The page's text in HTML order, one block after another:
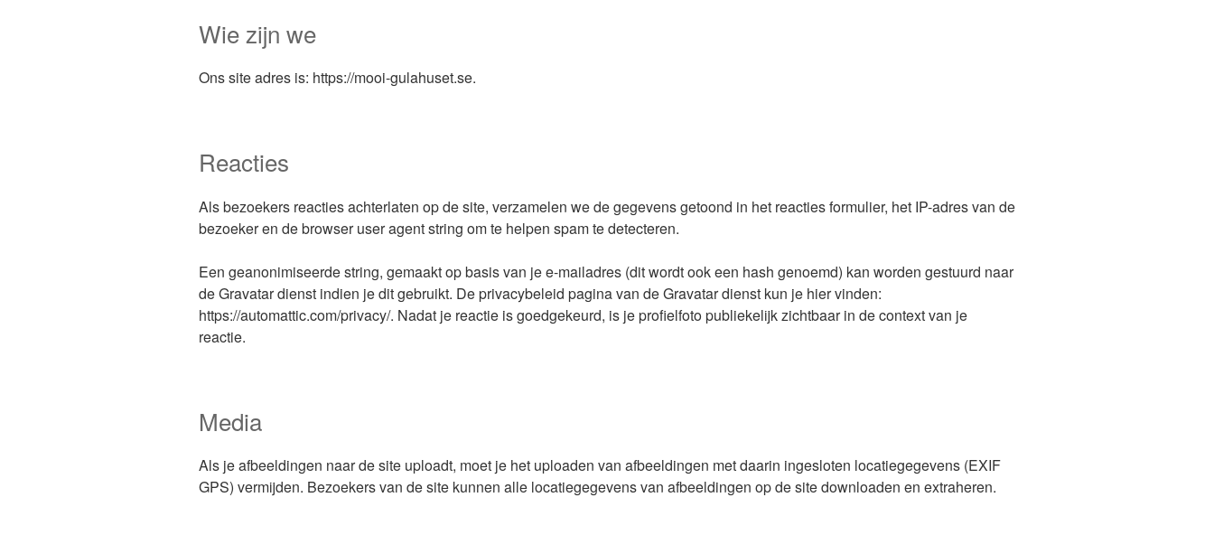
Wie zijn we
Ons site adres is: https://mooi-gulahuset.se.
Reacties
Als bezoekers reacties achterlaten op de site, verzamelen we de gegevens getoond in het reacties formulier, het IP-adres van de
bezoeker en de browser user agent string om te helpen spam te detecteren.
Een geanonimiseerde string, gemaakt op basis van je e-mailadres (dit wordt ook een hash genoemd) kan worden gestuurd naar
de Gravatar dienst indien je dit gebruikt. De privacybeleid pagina van de Gravatar dienst kun je hier vinden:
https://automattic.com/privacy/. Nadat je reactie is goedgekeurd, is je profielfoto publiekelijk zichtbaar in de context van je
reactie.
Media
Als je afbeeldingen naar de site uploadt, moet je het uploaden van afbeeldingen met daarin ingesloten locatiegegevens (EXIF
GPS) vermijden. Bezoekers van de site kunnen alle locatiegegevens van afbeeldingen op de site downloaden en extraheren.